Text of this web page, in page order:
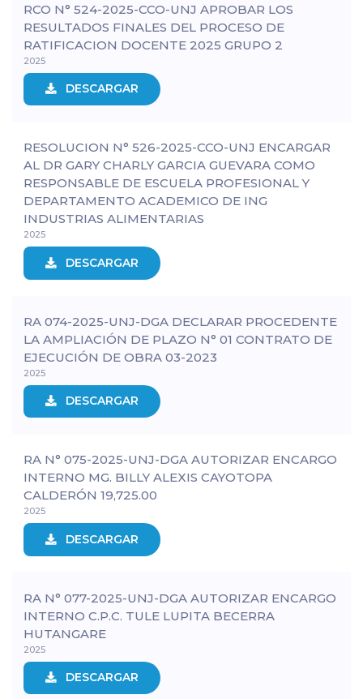
RCO N° 524-2025-CCO-UNJ APROBAR LOS
RESULTADOS FINALES DEL PROCESO DE
RATIFICACION DOCENTE 2025 GRUPO 2
2025
DESCARGAR
RESOLUCION N° 526-2025-CCO-UNJ ENCARGAR
AL DR GARY CHARLY GARCIA GUEVARA COMO
RESPONSABLE DE ESCUELA PROFESIONAL Y
DEPARTAMENTO ACADEMICO DE ING
INDUSTRIAS ALIMENTARIAS
2025
DESCARGAR
RA 074-2025-UNJ-DGA DECLARAR PROCEDENTE
LA AMPLIACIÓN DE PLAZO N° 01 CONTRATO DE
EJECUCIÓN DE OBRA 03-2023
2025
DESCARGAR
RA N° 075-2025-UNJ-DGA AUTORIZAR ENCARGO
INTERNO MG. BILLY ALEXIS CAYOTOPA
CALDERÓN 19,725.00
2025
DESCARGAR
RA N° 077-2025-UNJ-DGA AUTORIZAR ENCARGO
INTERNO C.P.C. TULE LUPITA BECERRA
HUTANGARE
2025
DESCARGAR